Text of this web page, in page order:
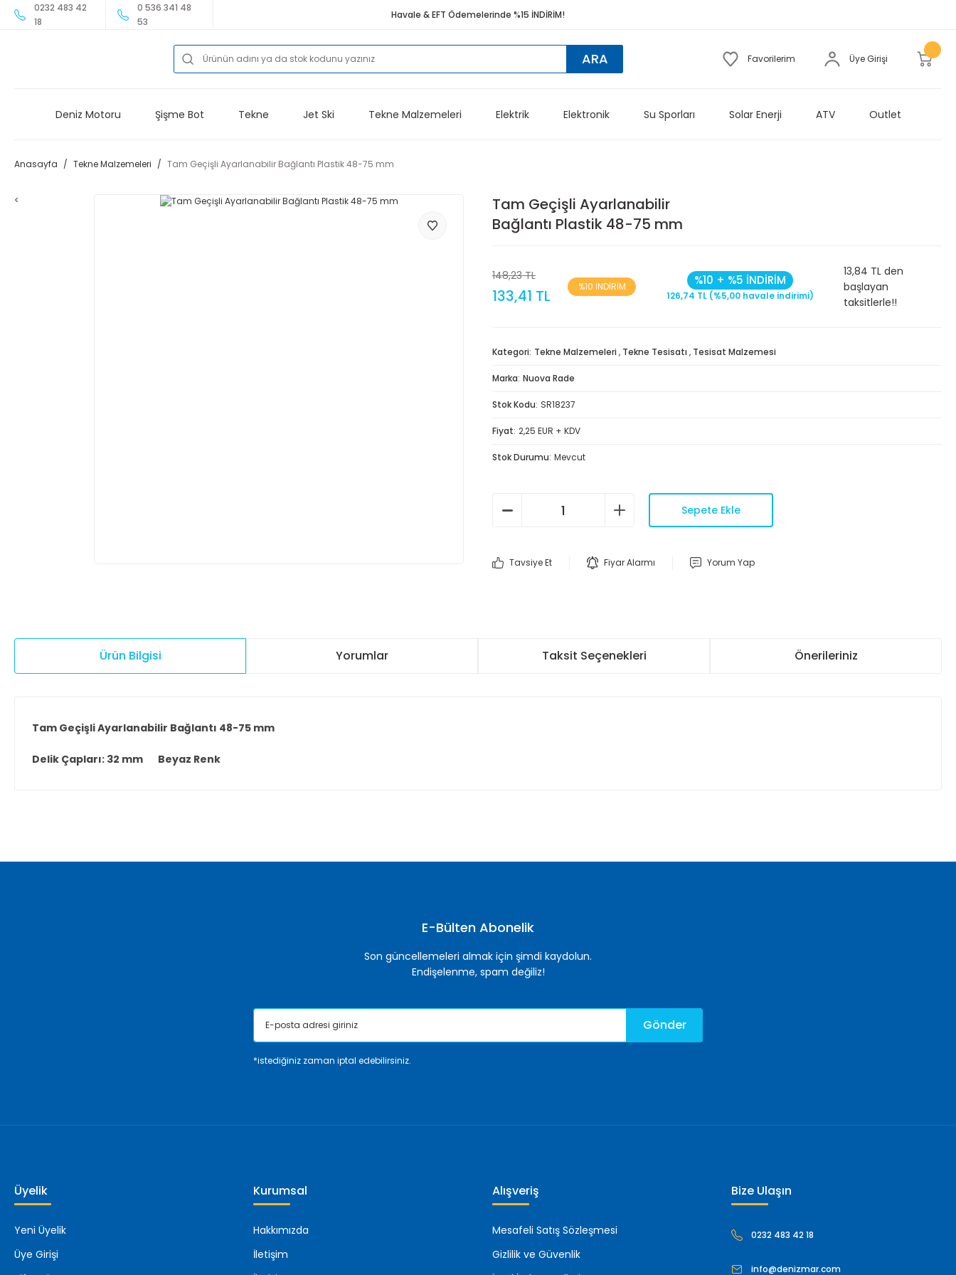
0232 483 42
18
0 536 341 48
53
Havale & EFT Ödemelerinde %15 İNDİRİM!
ARA Favorilerim Üye Girişi
Deniz Motoru Şişme Bot Tekne Jet Ski Tekne Malzemeleri Elektrik Elektronik Su Sporları Solar Enerji ATV Outlet
Anasayfa Tekne Malzemeleri Tam Geçişli Ayarlanabilir Bağlantı Plastik 48-75 mm
<
Tam Geçişli Ayarlanabilir
Bağlantı Plastik 48-75 mm
148,23 TL
133,41 TL %10 İNDİRİM %10 + %5 İNDİRİM
126,74 TL (%5,00 havale indirimi)
13,84 TL den
başlayan
taksitlerle!!
Kategori Tekne Malzemeleri , Tekne Tesisatı , Tesisat Malzemesi
Marka Nuova Rade
Stok Kodu SR18237
Fiyat 2,25 EUR + KDV
Stok Durumu Mevcut
Sepete Ekle
Tavsiye Et Fiyar Alarmı Yorum Yap
Ürün Bilgisi Yorumlar Taksit Seçenekleri Önerileriniz
Tam Geçişli Ayarlanabilir Bağlantı 48-75 mm
Delik Çapları: 32 mm Beyaz Renk
E-Bülten Abonelik
Son güncellemeleri almak için şimdi kaydolun.
Endişelenme, spam değiliz!
Gönder
*istediğiniz zaman iptal edebilirsiniz.
Üyelik
Yeni Üyelik
Üye Girişi
Kurumsal
Hakkımızda
İletişim
Alışveriş
Mesafeli Satış Sözleşmesi
Gizlilik ve Güvenlik
Bize Ulaşın
0232 483 42 18
info@denizmar.com